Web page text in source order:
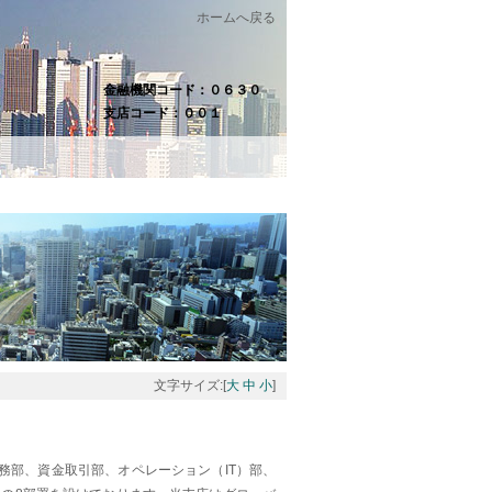
ホームへ戻る
金融機関コード：０６３０
支店コード：００１
文字サイズ:[大 中 小]
部、資金取引部、オペレーション（ IT）部、